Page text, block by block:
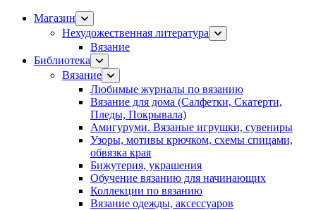
Магазин
Нехудожественная литература
Вязание
Библиотека
Вязание
Любимые журналы по вязанию
Вязание для дома (Салфетки, Скатерти,
Пледы, Покрывала)
Амигуруми. Вязаные игрушки, сувениры
Узоры, мотивы крючком, схемы спицами,
обвязка края
Бижутерия, украшения
Обучение вязанию для начинающих
Коллекции по вязанию
Вязание одежды, аксессуаров